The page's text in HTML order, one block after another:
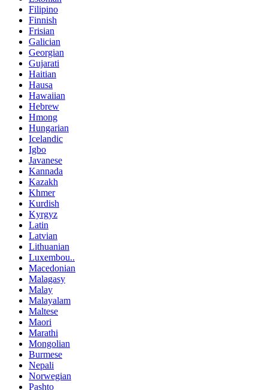
Filipino
Finnish
Frisian
Galician
Georgian
Gujarati
Haitian
Hausa
Hawaiian
Hebrew
Hmong
Hungarian
Icelandic
Igbo
Javanese
Kannada
Kazakh
Khmer
Kurdish
Kyrgyz
Latin
Latvian
Lithuanian
Luxembou..
Macedonian
Malagasy
Malay
Malayalam
Maltese
Maori
Marathi
Mongolian
Burmese
Nepali
Norwegian
Pashto